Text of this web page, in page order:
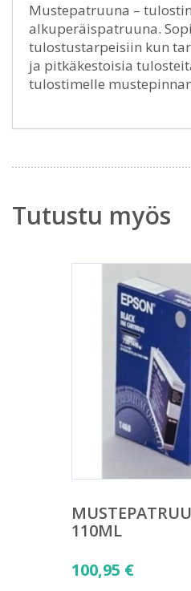
Mustepatruuna –
alkuperäispatruuna.
tulostustarpeisiin kun
ja pitkäkestoisia
tulostimelle
Tutustu myös
110ML
100,95 €